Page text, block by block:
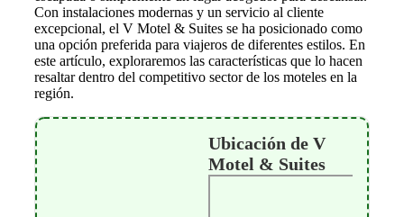
Con instalaciones modernas y un servicio al cliente
excepcional, el V Motel & Suites se ha posicionado como
una opción preferida para viajeros de diferentes estilos. En
este artículo, exploraremos las características que lo hacen
resaltar dentro del competitivo sector de los moteles en la
región.
Ubicación de V
Motel & Suites